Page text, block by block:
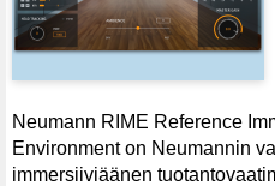
Neumann RIME Reference
Environment on Neumannin
immersiiviäänen